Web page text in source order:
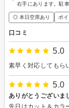
右手にあります。駐
◎ 本日空席あり ポ
口コミ
5.0
素早く対応してもら
5.0
ありがとうございま